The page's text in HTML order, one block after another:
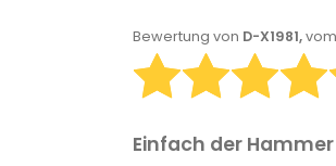
Bewertung von D-X1981,
Einfach der Hammer